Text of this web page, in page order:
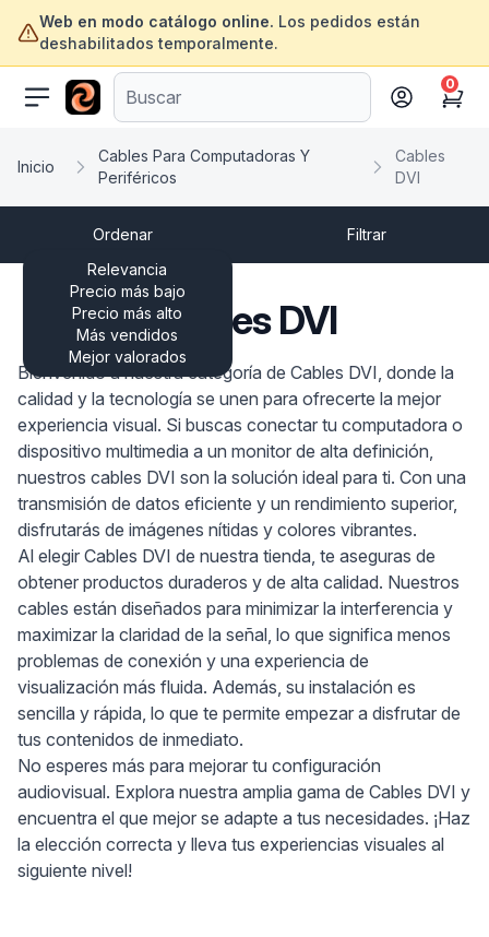
Web en modo catálogo online. Los pedidos están
deshabilitados temporalmente.
ofertasinformatica.com
Cart
0
Inicio
Cables Para Computadoras Y
Periféricos
Cables
DVI
Ordenar
Relevancia
Precio más bajo
Precio más alto
Más vendidos
Mejor valorados
Filtrar
Cables DVI
Bienvenido a nuestra categoría de Cables DVI, donde la
calidad y la tecnología se unen para ofrecerte la mejor
experiencia visual. Si buscas conectar tu computadora o
dispositivo multimedia a un monitor de alta definición,
nuestros cables DVI son la solución ideal para ti. Con una
transmisión de datos eficiente y un rendimiento superior,
disfrutarás de imágenes nítidas y colores vibrantes.
Al elegir Cables DVI de nuestra tienda, te aseguras de
obtener productos duraderos y de alta calidad. Nuestros
cables están diseñados para minimizar la interferencia y
maximizar la claridad de la señal, lo que significa menos
problemas de conexión y una experiencia de
visualización más fluida. Además, su instalación es
sencilla y rápida, lo que te permite empezar a disfrutar de
tus contenidos de inmediato.
No esperes más para mejorar tu configuración
audiovisual. Explora nuestra amplia gama de Cables DVI y
encuentra el que mejor se adapte a tus necesidades. ¡Haz
la elección correcta y lleva tus experiencias visuales al
siguiente nivel!